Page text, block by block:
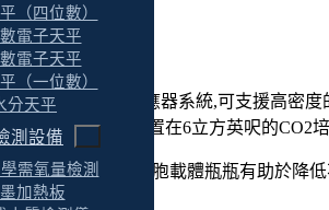
（四位數）
電子天平
電子天平
（一位數）
分天平
測設備
需氧量檢測
加熱板
款工作台式生物反應器系統,可支援高密
的生物反應器可放置在6立方英呎的
品,預先滅菌好的細胞載體瓶瓶有助於